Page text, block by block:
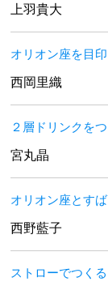
上羽貴大
オリオン座を目
西岡里織
２層ドリンクを
宮丸晶
オリオン座とす
西野藍子
ストローでつく